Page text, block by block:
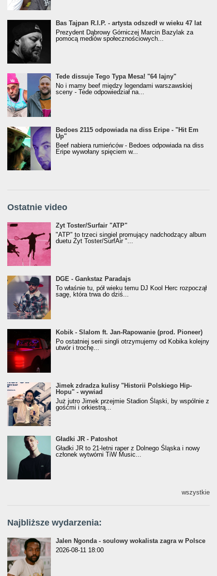
Bas Tajpan R.I.P. - artysta odszedł w wieku 47 lat
Prezydent Dąbrowy Górniczej Marcin Bazylak za
pomocą mediów społecznościowych...
Tede dissuje Tego Typa Mesa! "64 lajny"
No i mamy beef między legendami warszawskiej
sceny - Tede odpowiedział na...
Bedoes 2115 odpowiada na diss Eripe - "Hit Em
Up"
Beef nabiera rumieńców - Bedoes odpowiada na diss
Eripe wywołany spięciem w...
Ostatnie video
Żyt Toster/SurfAir - ATP VIDEO
Żyt Toster/Surfair "ATP"
"ATP" to trzeci singiel promujący nadchodzący album
duetu Żyt Toster/SurfAir "...
donGURALesko z nagrodą za
Klasyczny/Trueschoolowy Album Roku
(Popkillery 2023)
DGE - Gankstaz Paradajs
To właśnie tu, pół wieku temu DJ Kool Herc rozpoczął
sagę, która trwa do dziś...
Kobik - Slalom ft. Jan-Rapowanie (prod. Pioneer)
[Official Music Visualiser]
Kobik - Slalom ft. Jan-Rapowanie (prod. Pioneer)
Po ostatniej serii singli otrzymujemy od Kobika kolejny
utwór i trochę...
Jimek zdradza kulisy "Historii Polskiego Hip-
Hopu" - wywiad
Jimek zdradza kulisy "Historii Polskiego Hip-
Hopu" - wywiad
Już jutro Jimek przejmie Stadion Śląski, by wspólnie z
gośćmi i orkiestrą...
Gładki JR - Patoshot
Gładki JR - Patoshot
Gładki JR to 21-letni raper z Dolnego Śląska i nowy
członek wytwórni TiW Music...
wszystkie
Najbliższe wydarzenia:
Jalen Ngonda - soulowy wokalista zagra w Polsce
2026-08-11 18:00